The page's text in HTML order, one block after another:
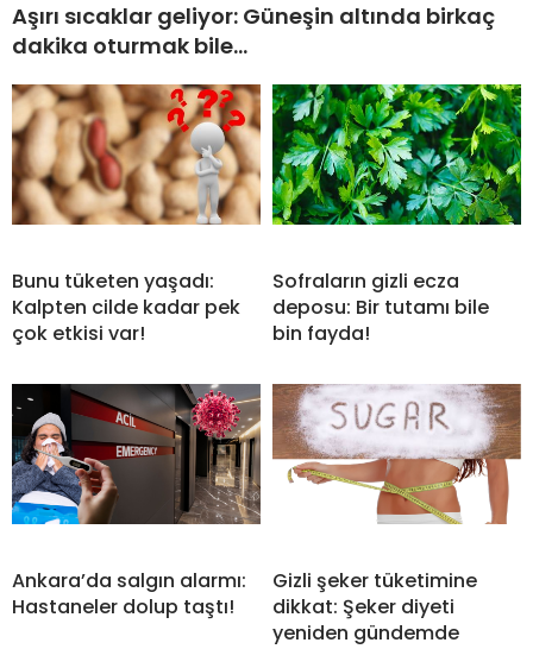
Aşırı sıcaklar geliyor: Güneşin altında birkaç
dakika oturmak bile…
Bunu tüketen yaşadı:
Kalpten cilde kadar pek
çok etkisi var!
Sofraların gizli ecza
deposu: Bir tutamı bile
bin fayda!
Ankara’da salgın alarmı:
Hastaneler dolup taştı!
Gizli şeker tüketimine
dikkat: Şeker diyeti
yeniden gündemde